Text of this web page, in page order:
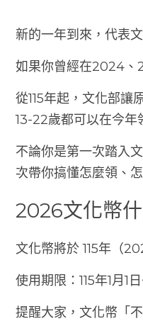
新的一年到來，代表
如果你曾經在2024、
從115年起，文化部讓
13-22歲都可以在今年
不論你是第一次踏入
次帶你搞懂怎麼領、
2026文化幣
文化幣將於 115年（
使用期限：115年1月1
提醒大家，文化幣「